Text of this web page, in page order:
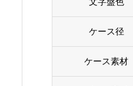
文字盤色
ケース径
ケース素材